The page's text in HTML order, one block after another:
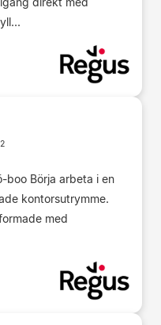
2
boo Börja arbeta i en
kontorsutrymme.
med